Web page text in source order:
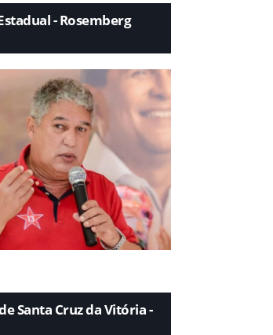
- Rosemberg
Santa Cruz da Vitória -